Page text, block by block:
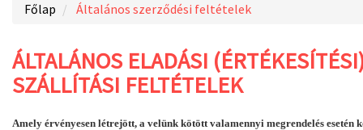
Főlap Általános szerződési feltételek
ÁLTALÁNOS ELADÁSI
SZÁLLÍTÁSI FELTÉTELEK
Amely érvényesen létrejött, a velünk kötött valamennyi megrendelés esetén